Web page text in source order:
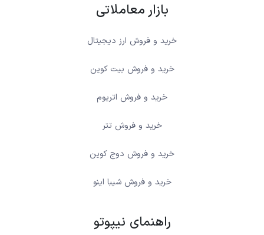
بازار معاملاتی
خرید و فروش ارز دیجیتال
خرید و فروش بیت کوین
خرید و فروش اتریوم
خرید و فروش تتر
خرید و فروش دوج کوین
خرید و فروش شیبا اینو
راهنمای نیپوتو